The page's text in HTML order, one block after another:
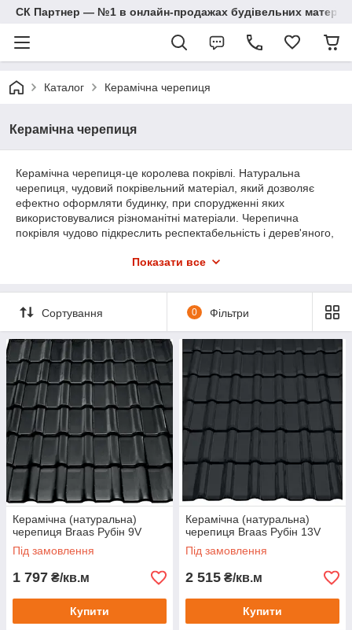
СК Партнер — №1 в онлайн-продажах будівельних
Каталог Керамічна черепиця
Керамічна черепиця
Керамічна черепиця-це королева покрівлі. Натуральна
черепиця, чудовий покрівельний матеріал, який дозволяє
ефектно оформляти будинку, при спорудженні яких
використовувалися різноманітні матеріали. Черепична
покрівля чудово підкреслить респектабельність і дерев'яного,
будь фасадна обробка.Показати все
Сортування 0 Фільтри
Керамічна (натуральна)
черепиця Braas Рубін 9V
Під замовлення
1 797 ₴/кв.м
Купити
Керамічна (натуральна)
черепиця Braas Рубін 13V
Під замовлення
2 515 ₴/кв.м
Купити